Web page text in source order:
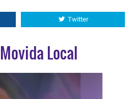
Twitter
Local